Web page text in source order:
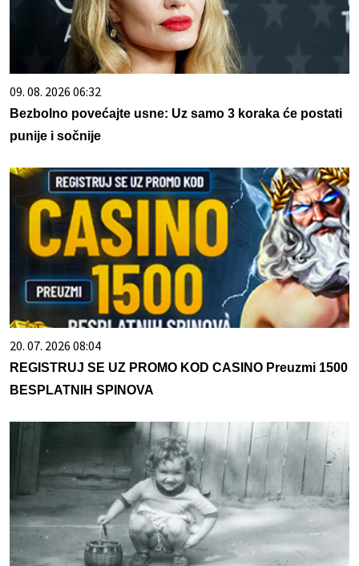
09. 08. 2026 06:32
Bezbolno povećajte usne: Uz samo 3 koraka će postati
punije i sočnije
20. 07. 2026 08:04
REGISTRUJ SE UZ PROMO KOD CASINO Preuzmi 1500
BESPLATNIH SPINOVA